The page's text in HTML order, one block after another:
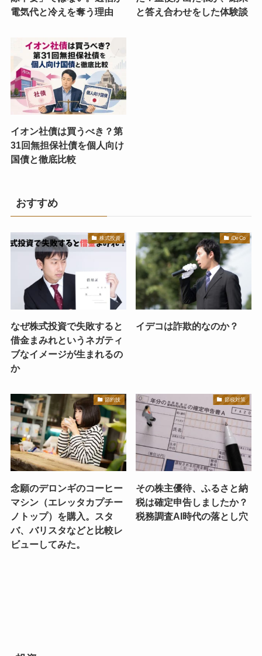
電気代と冷えを奪う理由
と答え合わせをした体験談
イオン社債は買うべき？第
31回無担保社債を個人向け
国債と徹底比較
おすすめ
株式投資
なぜ株式投資で失敗すると
借金まみれというネガティ
ブなイメージが生まれるの
か
iDeCo
イデコは詐欺的なのか？
節約技
念願のデロンギのコーヒー
マシン（エレッタカプチー
ノトップ）を購入。スタ
バ、バリスタなどと比較レ
ビューしてみた。
節税対策
その株主優待、ふるさと納
税は確定申告しましたか？
税務調査AI時代の落とし穴